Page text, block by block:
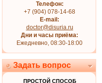
Телефон:
+7 (904) 078-14-68
E-mail:
doctor@disuria.ru
Дни и часы приёма:
Ежедневно, 08:30-18:00
Задать вопрос
ПРОСТОЙ СПОСОБ